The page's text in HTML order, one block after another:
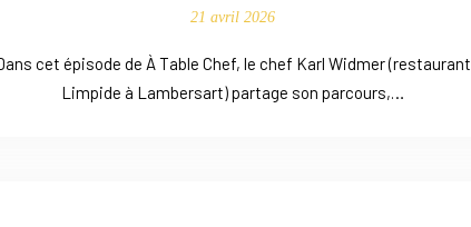
21 avril 2026
cet épisode de À Table Chef, le chef Karl Widmer (restaurant
Limpide à Lambersart) partage son parcours,…